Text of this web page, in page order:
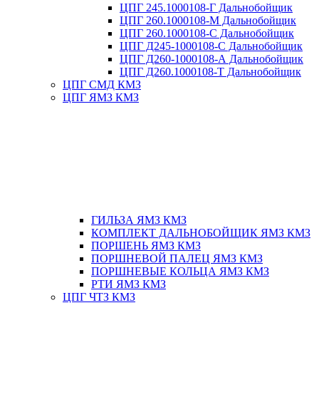
ЦПГ 245.1000108-Г Дальнобойщик
ЦПГ 260.1000108-М Дальнобойщик
ЦПГ 260.1000108-С Дальнобойщик
ЦПГ Д245-1000108-С Дальнобойщик
ЦПГ Д260-1000108-А Дальнобойщик
ЦПГ Д260.1000108-Т Дальнобойщик
ЦПГ СМД КМЗ
ЦПГ ЯМЗ КМЗ
ГИЛЬЗА ЯМЗ КМЗ
КОМПЛЕКТ ДАЛЬНОБОЙЩИК ЯМЗ КМЗ
ПОРШЕНЬ ЯМЗ КМЗ
ПОРШНЕВОЙ ПАЛЕЦ ЯМЗ КМЗ
ПОРШНЕВЫЕ КОЛЬЦА ЯМЗ КМЗ
РТИ ЯМЗ КМЗ
ЦПГ ЧТЗ КМЗ